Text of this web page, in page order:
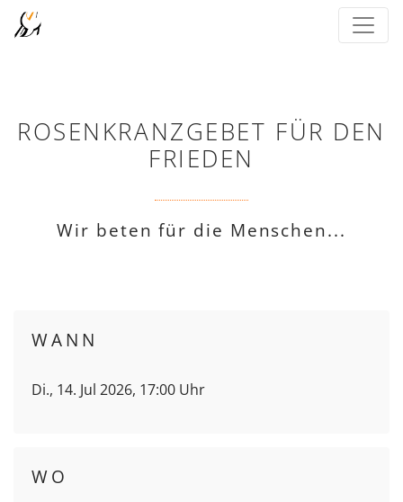
ROSENKRANZGEBET FÜR DEN
FRIEDEN
Wir beten für die Menschen...
WANN
Di., 14. Jul 2026, 17:00 Uhr
WO